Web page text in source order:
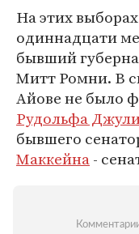
На этих
одиннадцати
бывший
Митт Ромни. В
Айове не было
Рудольфа
бывшего
Маккейна-